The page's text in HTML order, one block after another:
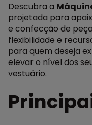
Descubra a
projetada para
e confecção de
flexibilidade e
para quem deseja
elevar o nível dos
vestuário.